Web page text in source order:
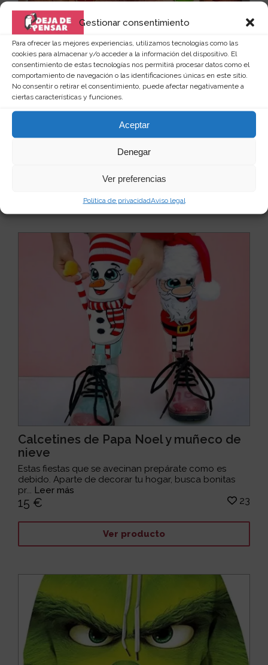
Gestionar consentimiento
Para ofrecer las mejores experiencias, utilizamos tecnologías como las
cookies para almacenar y/o acceder a la información del dispositivo. El
consentimiento de estas tecnologías nos permitirá procesar datos como el
comportamiento de navegación o las identificaciones únicas en este sitio.
No consentir o retirar el consentimiento, puede afectar negativamente a
ciertas características y funciones.
Aceptar
Denegar
Ver preferencias
Política de privacidadAviso legal
Sudadera con torso peludo navideño
Estas fiestas de navidad lo vas a petar, sí o sí, porque
en como te presentes a la cena de gala de t...Leer
Calcetines de Papa Noel y muñeco de
nieve
Estas fiestas que se avecinan prepárate como es
debido. Aparte de decorar tu hogar, busca bonitas
pr... Leer más
15 € 23
Ver producto